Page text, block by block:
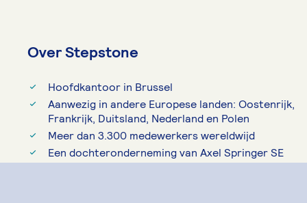
Over Stepstone
Hoofdkantoor in Brussel
Aanwezig in andere Europese landen: Oostenrijk,
Frankrijk, Duitsland, Nederland en Polen
Meer dan 3.300 medewerkers wereldwijd
Een dochteronderneming van Axel Springer SE